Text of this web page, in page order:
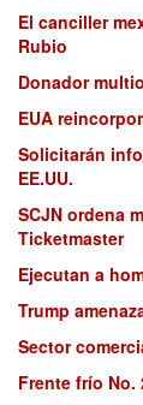
El canciller
Rubio
Donador
EUA
Solicitarán
EE.UU.
SCJN ordena
Ticketmaster
Ejecutan a
Trump
Sector
Frente frío